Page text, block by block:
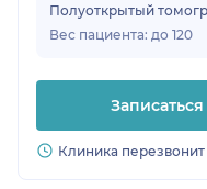
Полуоткрытый
Вес пациента: до 120
Клиника